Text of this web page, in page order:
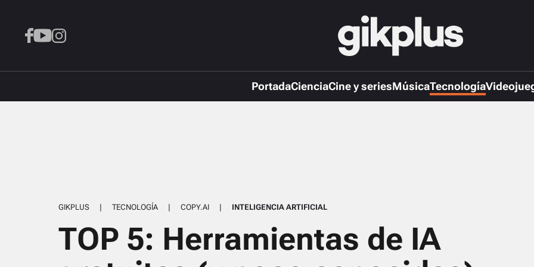
PortadaCienciaCine y seriesMúsicaTecnología
GIKPLUS | TECNOLOGÍA | COPY.AI | INTELIGENCIA ARTIFICIAL
TOP 5: Herramientas de IA